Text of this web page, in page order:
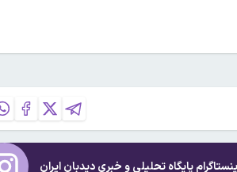
پایگاه تحلیلی و خبریدیدبان ایران